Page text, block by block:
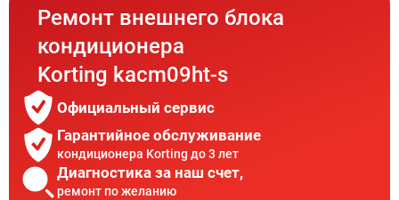
Ремонт внешнего блока
кондиционера
Korting kacm09ht-s
Официальный сервис
Гарантийное обслуживание
кондиционера Korting до 3 лет
Диагностика за наш счет,
ремонт по желанию